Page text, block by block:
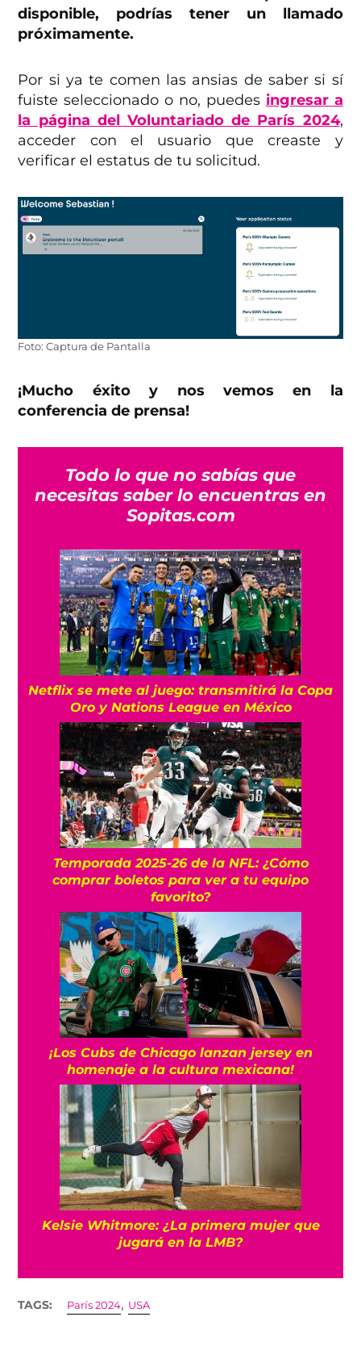
disponible, podrías tener un llamado
próximamente.
Por si ya te comen las ansias de saber si sí
fuiste seleccionado o no, puedes ingresar a
la página del Voluntariado de París 2024,
acceder con el usuario que creaste y
verificar el estatus de tu solicitud.
Foto: Captura de Pantalla
¡Mucho éxito y nos vemos en la
conferencia de prensa!
Todo lo que no sabías que
necesitas saber lo encuentras en
Sopitas.com
Netflix se mete al juego: transmitirá la Copa
Oro y Nations League en México
Temporada 2025-26 de la NFL: ¿Cómo
comprar boletos para ver a tu equipo
favorito?
¡Los Cubs de Chicago lanzan jersey en
homenaje a la cultura mexicana!
Kelsie Whitmore: ¿La primera mujer que
jugará en la LMB?
TAGS: París 2024, USA